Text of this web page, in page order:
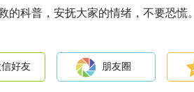
的科普，安抚大家的情绪，不要恐慌。
好友 朋友圈